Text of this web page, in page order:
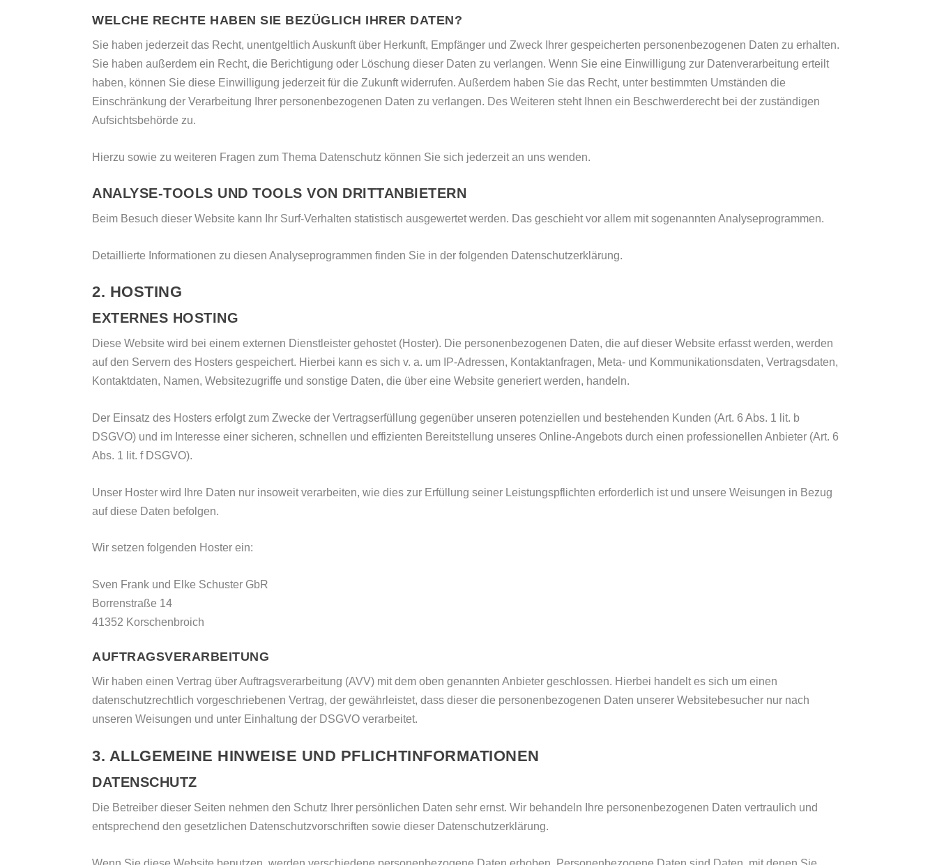
WELCHE RECHTE HABEN SIE BEZÜGLICH IHRER DATEN?
Sie haben jederzeit das Recht, unentgeltlich Auskunft über Herkunft, Empfänger und Zweck Ihrer gespeicherten personenbezogenen Daten zu erhalten.
Sie haben außerdem ein Recht, die Berichtigung oder Löschung dieser Daten zu verlangen. Wenn Sie eine Einwilligung zur Datenverarbeitung erteilt
haben, können Sie diese Einwilligung jederzeit für die Zukunft widerrufen. Außerdem haben Sie das Recht, unter bestimmten Umständen die
Einschränkung der Verarbeitung Ihrer personenbezogenen Daten zu verlangen. Des Weiteren steht Ihnen ein Beschwerderecht bei der zuständigen
Aufsichtsbehörde zu.
Hierzu sowie zu weiteren Fragen zum Thema Datenschutz können Sie sich jederzeit an uns wenden.
ANALYSE-TOOLS UND TOOLS VON DRITT­ANBIETERN
Beim Besuch dieser Website kann Ihr Surf-Verhalten statistisch ausgewertet werden. Das geschieht vor allem mit sogenannten Analyseprogrammen.
Detaillierte Informationen zu diesen Analyseprogrammen finden Sie in der folgenden Datenschutzerklärung.
2. HOSTING
EXTERNES HOSTING
Diese Website wird bei einem externen Dienstleister gehostet (Hoster). Die personenbezogenen Daten, die auf dieser Website erfasst werden, werden
auf den Servern des Hosters gespeichert. Hierbei kann es sich v. a. um IP-Adressen, Kontaktanfragen, Meta- und Kommunikationsdaten, Vertragsdaten,
Kontaktdaten, Namen, Websitezugriffe und sonstige Daten, die über eine Website generiert werden, handeln.
Der Einsatz des Hosters erfolgt zum Zwecke der Vertragserfüllung gegenüber unseren potenziellen und bestehenden Kunden (Art. 6 Abs. 1 lit. b
DSGVO) und im Interesse einer sicheren, schnellen und effizienten Bereitstellung unseres Online-Angebots durch einen professionellen Anbieter (Art. 6
Abs. 1 lit. f DSGVO).
Unser Hoster wird Ihre Daten nur insoweit verarbeiten, wie dies zur Erfüllung seiner Leistungspflichten erforderlich ist und unsere Weisungen in Bezug
auf diese Daten befolgen.
Wir setzen folgenden Hoster ein:
Sven Frank und Elke Schuster GbR
Borrenstraße 14
41352 Korschenbroich
AUFTRAGSVERARBEITUNG
Wir haben einen Vertrag über Auftragsverarbeitung (AVV) mit dem oben genannten Anbieter geschlossen. Hierbei handelt es sich um einen
datenschutzrechtlich vorgeschriebenen Vertrag, der gewährleistet, dass dieser die personenbezogenen Daten unserer Websitebesucher nur nach
unseren Weisungen und unter Einhaltung der DSGVO verarbeitet.
3. ALLGEMEINE HINWEISE UND PFLICHT­INFORMATIONEN
DATENSCHUTZ
Die Betreiber dieser Seiten nehmen den Schutz Ihrer persönlichen Daten sehr ernst. Wir behandeln Ihre personenbezogenen Daten vertraulich und
entsprechend den gesetzlichen Datenschutzvorschriften sowie dieser Datenschutzerklärung.